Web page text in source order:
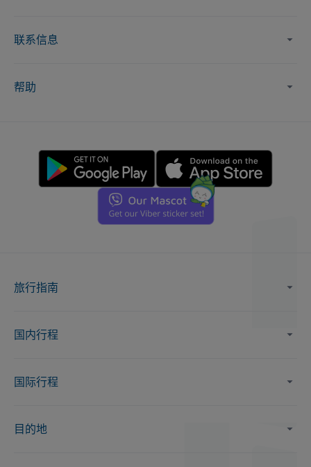
联系信息
帮助
旅行指南
国内行程
国际行程
目的地